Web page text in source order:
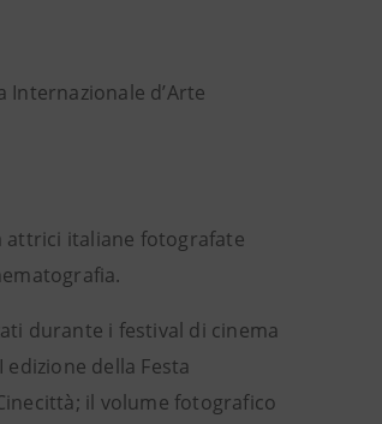
Internazionale d’Arte
attrici italiane fotografate
durante i festival di cinema
della Festa
il volume fotografico